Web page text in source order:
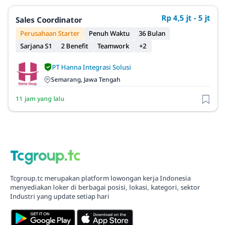
Sales Coordinator Rp 4,5 jt - 5 jt
Perusahaan Starter Penuh Waktu
36 Bulan
Sarjana S1
2 Benefit Teamwork +2
PT Hanna Integrasi Solusi
Semarang, Jawa Tengah
11 jam yang lalu
Tcgroup.tc merupakan platform lowongan kerja Indonesia
menyediakan loker di berbagai posisi, lokasi, kategori, sektor
Industri yang update setiap hari